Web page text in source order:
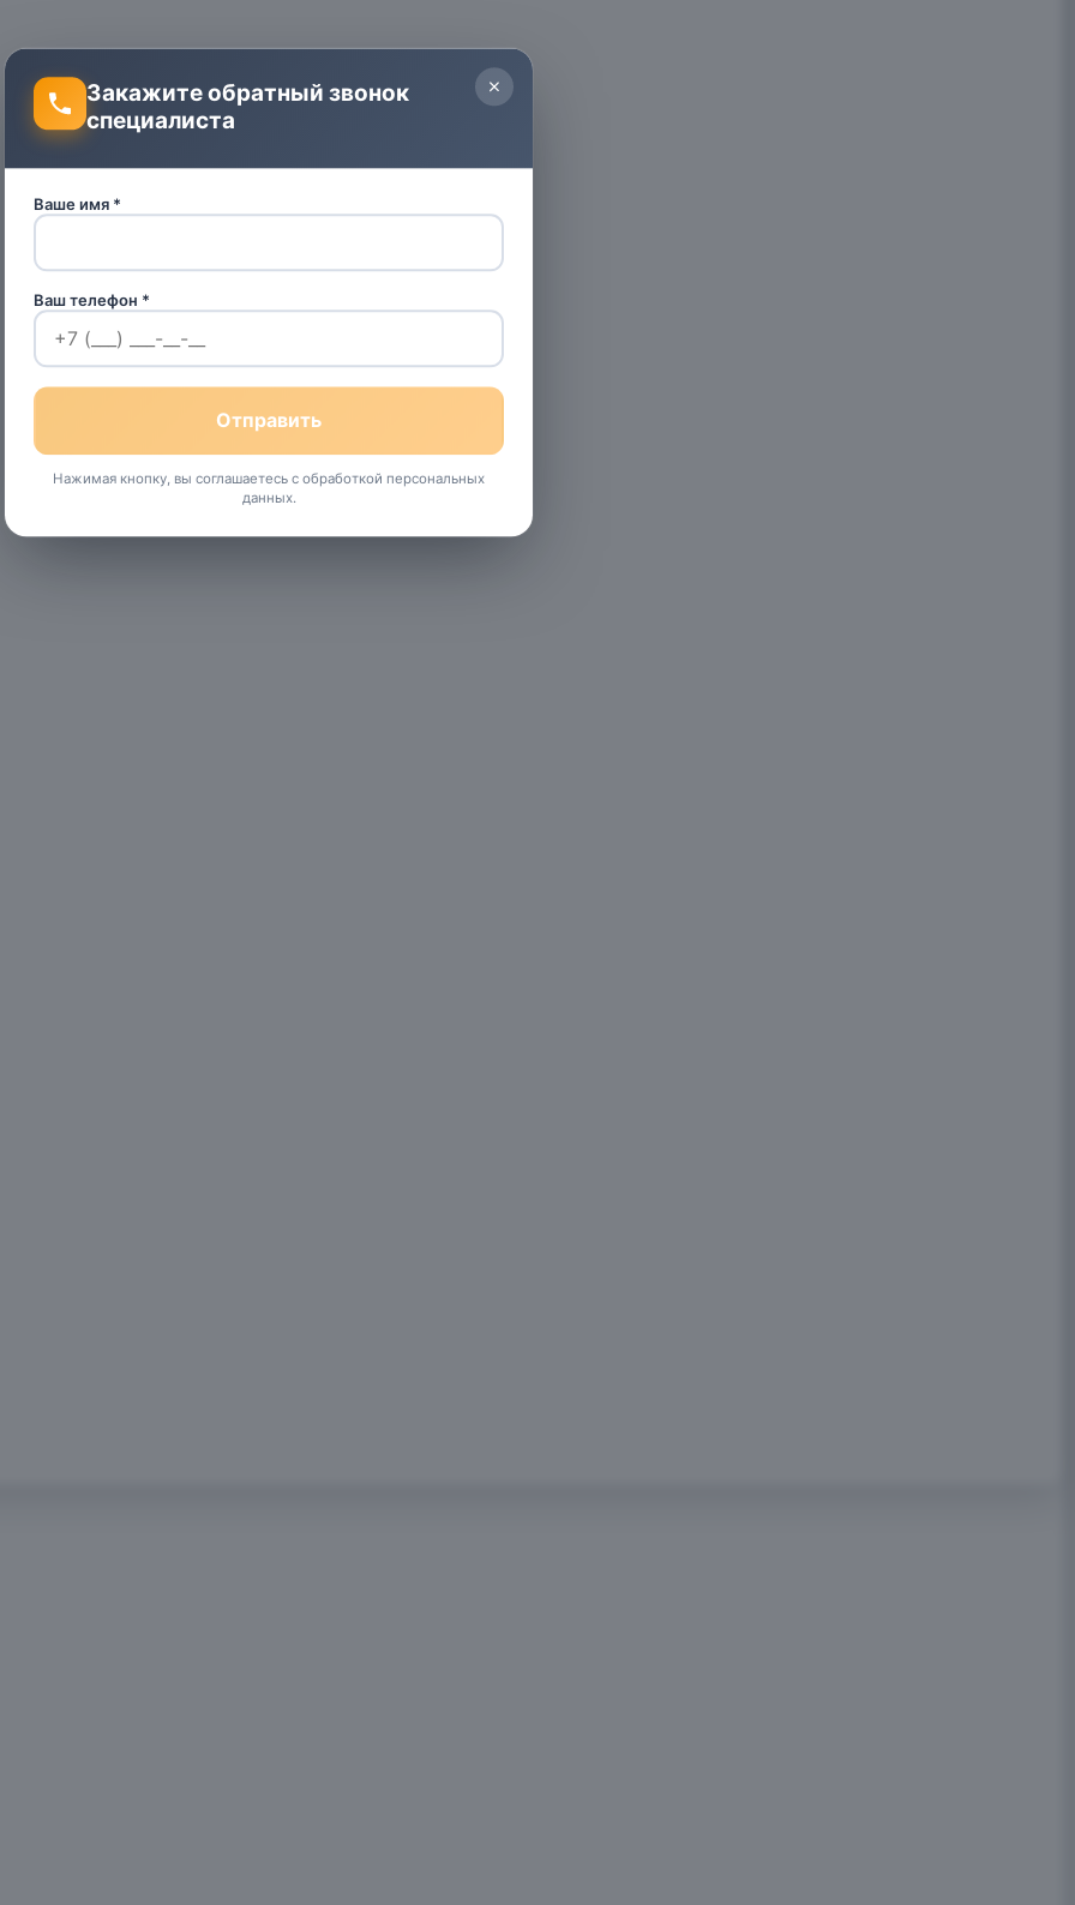
Закажите обратный звонок
специалиста
Ваше имя *
Ваш телефон *
Нажимая кнопку, вы соглашаетесь с обработкой персональных
данных.